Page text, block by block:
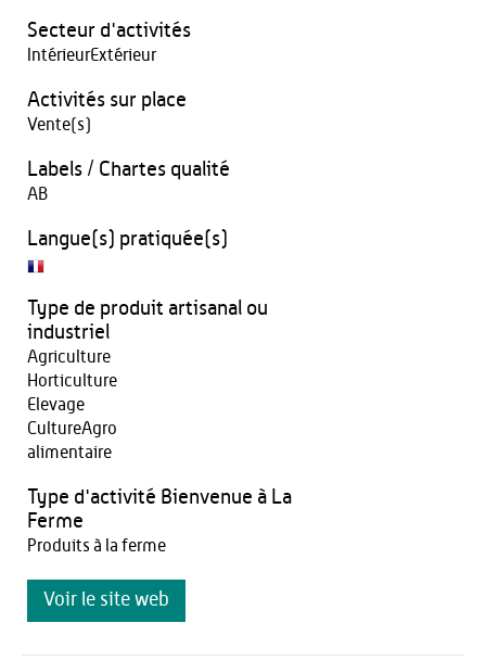
Secteur d'activités
IntérieurExtérieur
Activités sur place
Vente(s)
Labels / Chartes qualité
AB
Langue(s) pratiquée(s)
Type de produit artisanal ou
industriel
Agriculture
Horticulture
Elevage
CultureAgro
alimentaire
Type d'activité Bienvenue à La
Ferme
Produits à la ferme
Voir le site web